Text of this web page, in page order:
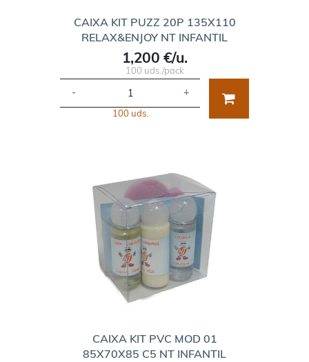
CAIXA KIT PUZZ 20P 135X110
RELAX&ENJOY NT INFANTIL
1,200 €/u.
100 uds./pack
- +
100 uds.
CAIXA KIT PVC MOD 01
85X70X85 C5 NT INFANTIL